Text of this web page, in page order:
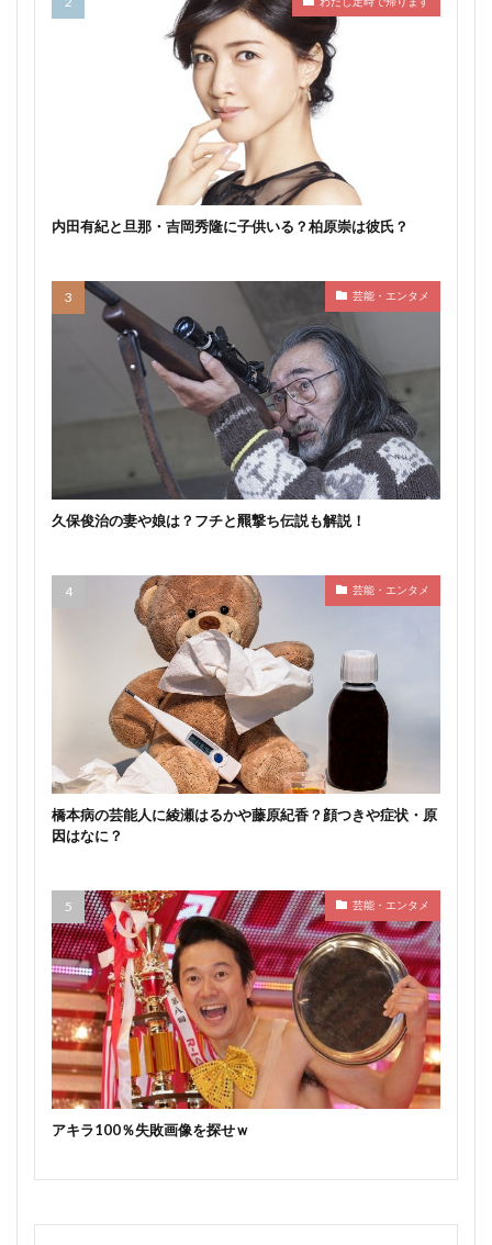
内田有紀と旦那・吉岡秀隆に子供いる？柏原崇は彼氏？
芸能・エンタメ
久保俊治の妻や娘は？フチと羆撃ち伝説も解説！
芸能・エンタメ
橋本病の芸能人に綾瀬はるかや藤原紀香？顔つきや症状・原
因はなに？
芸能・エンタメ
アキラ100％失敗画像を探せｗ